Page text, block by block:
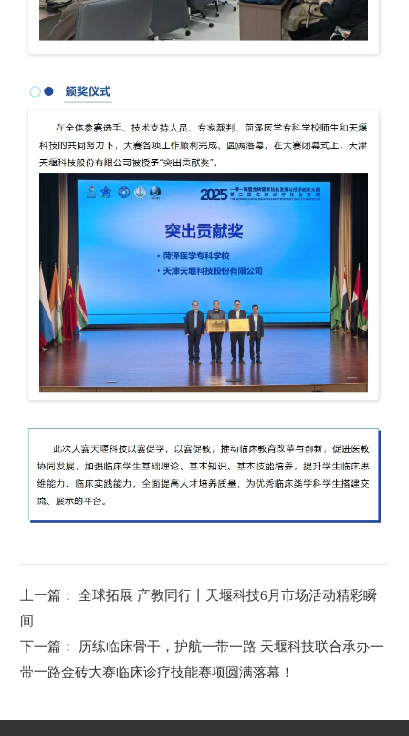
上一篇： 全球拓展 产教同行丨天堰科技6月市场活动精彩瞬
间
下一篇：
历练临床骨干，护航一带一路 天堰科技联合承办一
带一路金砖大赛临床诊疗技能赛项圆满落幕！